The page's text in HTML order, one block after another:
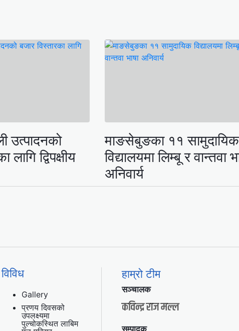
उत्पादनको
लागि द्विपक्षीय
माङसेबुङका ११ सामुदायिक
विद्यालयमा लिम्बू र वान्तवा
अनिवार्य
विविध
Gallery
प्रणय दिवसको
उपलक्ष्यमा
पुल्चोकस्थित लाबिम
हाम्रो टीम
सञ्चालक
कविन्द्र राज मल्ल
सम्पादक